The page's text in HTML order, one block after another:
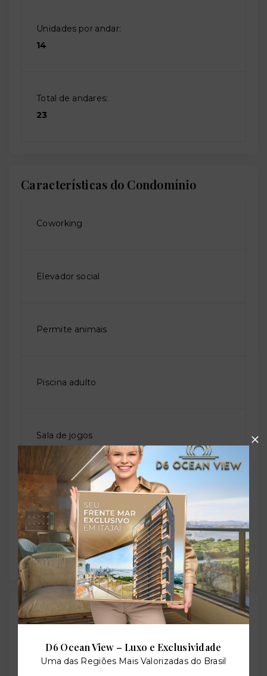
Unidades por andar:
14
Total de andares:
23
Características do Condomínio
Coworking
Elevador social
Permite animais
Piscina adulto
Sala de jogos
Salão de festas
Solarium
Outras Informações
Referência:
O-72024-119500
D6 Ocean View – Luxo e Exclusividade
Uma das Regiões Mais Valorizadas do Brasil